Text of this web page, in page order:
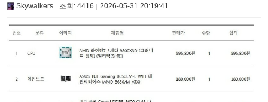
Skywalkers 조회: 4416 2026-05-31 20:19:41